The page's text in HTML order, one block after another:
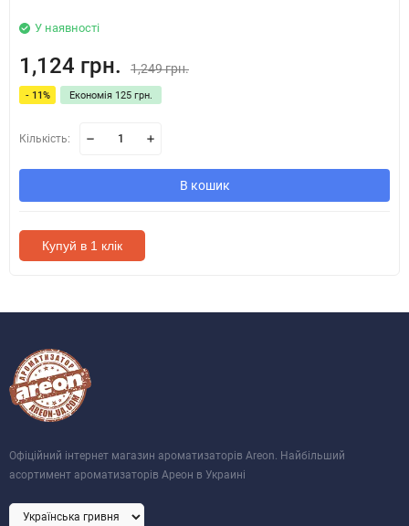
У наявності
1,124 грн. 1,249 грн.
- 11% Економія 125 грн.
Кількість:
В кошик
Купуй в 1 клік
Офіційний інтернет магазин ароматизаторів Areon. Найбільший
асортимент ароматизаторів Ареон в Украині